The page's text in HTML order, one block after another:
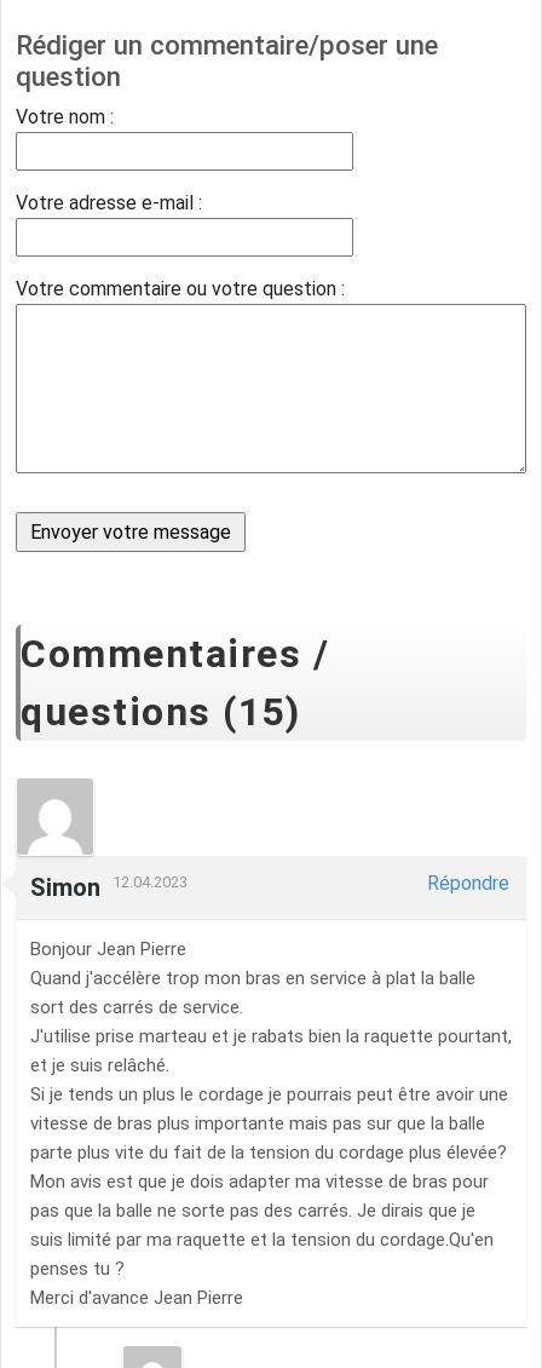
Rédiger un commentaire/poser une
question
Votre nom :
Votre adresse e-mail :
Votre commentaire ou votre question :
Commentaires /
questions (15)
Simon 12.04.2023 Répondre
Bonjour Jean Pierre
Quand j'accélère trop mon bras en service à plat la balle
sort des carrés de service.
J'utilise prise marteau et je rabats bien la raquette pourtant,
et je suis relâché.
Si je tends un plus le cordage je pourrais peut être avoir une
vitesse de bras plus importante mais pas sur que la balle
parte plus vite du fait de la tension du cordage plus élevée?
Mon avis est que je dois adapter ma vitesse de bras pour
pas que la balle ne sorte pas des carrés. Je dirais que je
suis limité par ma raquette et la tension du cordage.Qu'en
penses tu ?
Merci d'avance Jean Pierre